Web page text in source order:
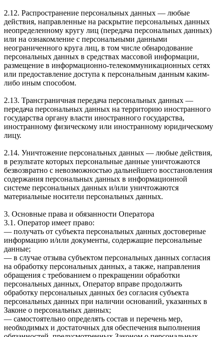
2.12. Распространение персональных данных — любые
действия, направленные на раскрытие персональных данных
неопределенному кругу лиц (передача персональных данных)
или на ознакомление с персональными данными
неограниченного круга лиц, в том числе обнародование
персональных данных в средствах массовой информации,
размещение в информационно-телекоммуникационных сетях
или предоставление доступа к персональным данным каким-
либо иным способом.
2.13. Трансграничная передача персональных данных —
передача персональных данных на территорию иностранного
государства органу власти иностранного государства,
иностранному физическому или иностранному юридическому
лицу.
2.14. Уничтожение персональных данных — любые действия,
в результате которых персональные данные уничтожаются
безвозвратно с невозможностью дальнейшего восстановления
содержания персональных данных в информационной
системе персональных данных и/или уничтожаются
материальные носители персональных данных.
3. Основные права и обязанности Оператора
3.1. Оператор имеет право:
— получать от субъекта персональных данных достоверные
информацию и/или документы, содержащие персональные
данные;
— в случае отзыва субъектом персональных данных согласия
на обработку персональных данных, а также, направления
обращения с требованием о прекращении обработки
персональных данных, Оператор вправе продолжить
обработку персональных данных без согласия субъекта
персональных данных при наличии оснований, указанных в
Законе о персональных данных;
— самостоятельно определять состав и перечень мер,
необходимых и достаточных для обеспечения выполнения